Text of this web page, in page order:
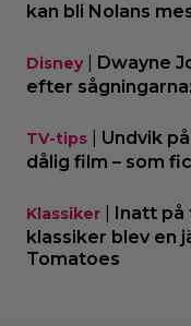
kan bli Nolans
Disney|
Dwayne
efter
TV-tips
Undvik
dålig film – som
Klassiker
Inatt
klassiker blev en
Tomatoes